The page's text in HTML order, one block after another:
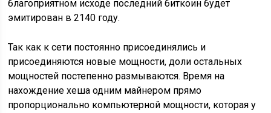
благоприятном исходе последний биткоин будет
эмитирован в 2140 году.
Так как к сети постоянно присоединялись и
присоединяются новые мощности, доли остальных
мощностей постепенно размываются. Время на
нахождение хеша одним майнером прямо
пропорционально компьютерной мощности, которая у